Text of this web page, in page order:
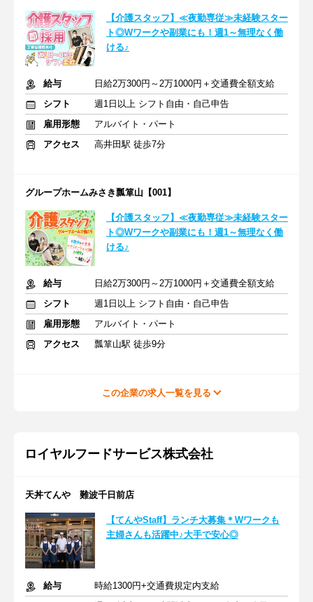
【介護スタッフ】≪夜勤専従≫未経験スター
ト◎Wワークや副業にも！週1～無理なく働
ける♪
給与
日給2万300円～2万1000円＋交通費全額支給
シフト
週1日以上 シフト自由・自己申告
雇用形態
アルバイト・パート
アクセス
高井田駅 徒歩7分
グループホームみさき瓢箪山【001】
【介護スタッフ】≪夜勤専従≫未経験スター
ト◎Wワークや副業にも！週1～無理なく働
ける♪
給与
日給2万300円～2万1000円＋交通費全額支給
シフト
週1日以上 シフト自由・自己申告
雇用形態
アルバイト・パート
アクセス
瓢箪山駅 徒歩9分
この企業の求人一覧を見る
ロイヤルフードサービス株式会社
天丼てんや 難波千日前店
【てんやStaff】ランチ大募集＊Wワークも
主婦さんも活躍中♪大手で安心◎
給与
時給1300円+交通費規定内支給